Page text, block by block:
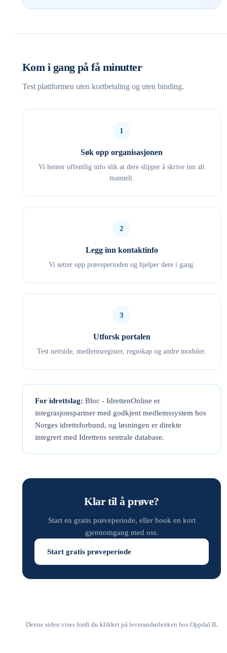
Kom i gang på få minutter
Test plattformen uten kortbetaling og uten binding.
1
Søk opp organisasjonen
Vi henter offentlig info slik at dere slipper å skrive inn alt
manuelt.
2
Legg inn kontaktinfo
Vi setter opp prøveperioden og hjelper dere i gang.
3
Utforsk portalen
Test nettside, medlemsregister, regnskap og andre moduler.
For idrettslag: Bloc - IdrettenOnline er
integrasjonspartner med godkjent medlemssystem hos
Norges idrettsforbund, og løsningen er direkte
integrert med Idrettens sentrale database.
Klar til å prøve?
Start en gratis prøveperiode, eller book en kort
gjennomgang med oss.
Start gratis prøveperiode
Denne siden vises fordi du klikket på leverandørlenken hos Oppdal IL